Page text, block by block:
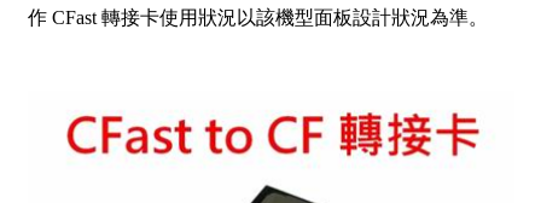
作 CFast 轉接卡使用狀況以該機型面板設計狀況為準。